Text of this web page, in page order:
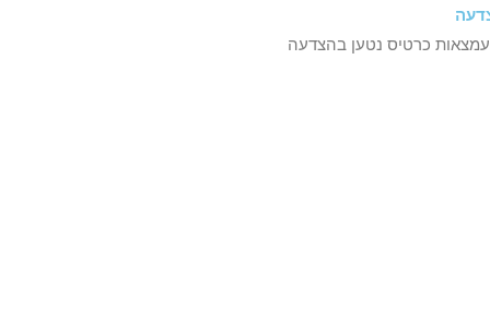
כרטיס נטען בהצדעה